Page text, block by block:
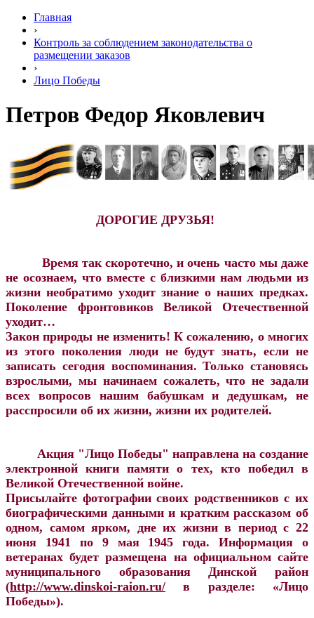
Главная
›
Контроль за соблюдением законодательства о
размещении заказов
›
Лицо Победы
Петров Федор Яковлевич
ДОРОГИЕ ДРУЗЬЯ!
Время так скоротечно, и очень часто мы даже
не осознаем, что вместе с близкими нам людьми из
жизни необратимо уходит знание о наших предках.
Поколение фронтовиков Великой Отечественной
уходит…
Закон природы не изменить! К сожалению, о многих
из этого поколения люди не будут знать, если не
записать сегодня воспоминания. Только становясь
взрослыми, мы начинаем сожалеть, что не задали
всех вопросов нашим бабушкам и дедушкам, не
расспросили об их жизни, жизни их родителей.
Акция "Лицо Победы" направлена на создание
электронной книги памяти о тех, кто победил в
Великой Отечественной войне.
Присылайте фотографии своих родственников с их
биографическими данными и кратким рассказом об
одном, самом ярком, дне их жизни в период с 22
июня 1941 по 9 мая 1945 года. Информация о
ветеранах будет размещена на официальном сайте
муниципального образования Динской район
(http://www.dinskoi-raion.ru/ в разделе: «Лицо
Победы»).